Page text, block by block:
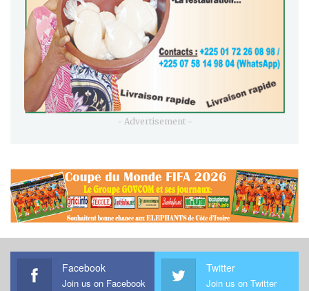
- Advertisement -
Facebook
Join us on Facebook
Twitter
Join us on Twitter